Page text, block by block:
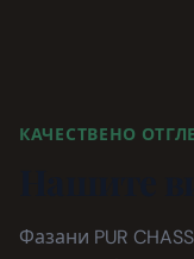
КАЧЕСТВЕНО
Фазани PUR